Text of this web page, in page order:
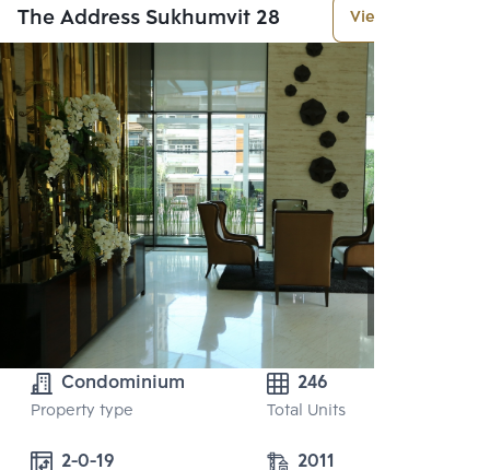
The Address Sukhumvit 28 View More
Condominium
Property type
246
Total Units
2011